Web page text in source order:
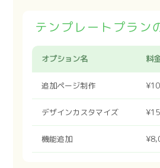
テンプレートプラン
オプション名 料
追加ページ制作
デザインカスタマイズ
機能追加